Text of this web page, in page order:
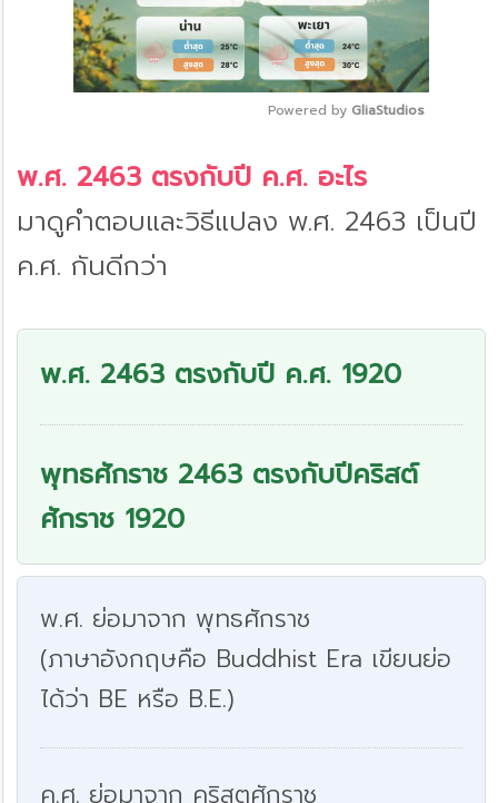
Powered by GliaStudios
พ.ศ. 2463 ตรงกับปี ค.ศ. อะไร
มาดูคำตอบและวิธีแปลง พ.ศ. 2463 เป็นปี
ค.ศ. กันดีกว่า
พ.ศ. 2463 ตรงกับปี ค.ศ. 1920
พุทธศักราช 2463 ตรงกับปีคริสต์
ศักราช 1920
พ.ศ. ย่อมาจาก พุทธศักราช
(ภาษาอังกฤษคือ Buddhist Era เขียนย่อ
ได้ว่า BE หรือ B.E.)
ค.ศ. ย่อมาจาก คริสตศักราช